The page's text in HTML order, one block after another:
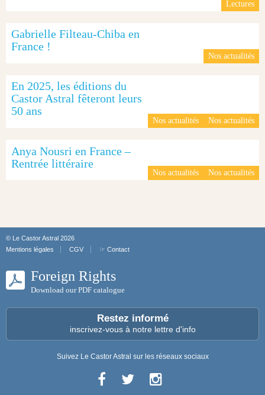
Lectures
Nos actualités
Gabrielle Filteau-Chiba en
France !
Nos actualités Nos actualités
En 2025, les éditions du
Castor Astral fêteront leurs
50 ans
Nos actualités Nos actualités
Anya Nousri en France –
Rentrée littéraire
© Le Castor Astral 2026
Mentions légales
CGV ☞ Contact
Foreign Rights
Download our PDF catalogue
Restez informé
inscrivez-vous à notre lettre d'info
Suivez Le Castor Astral sur les réseaux sociaux